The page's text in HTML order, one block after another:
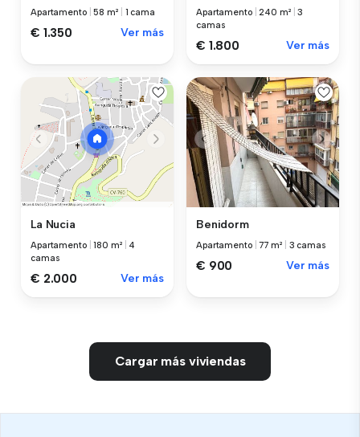
Apartamento |58 m² 1 cama
€ 1.350 Ver más
Apartamento |240 m² |3
camas
€ 1.800 Ver más
La Nucia
Apartamento |180 m²
4
camas
€ 2.000 Ver más
Benidorm
Apartamento |77 m² 3 camas
€ 900 Ver más
Cargar más viviendas